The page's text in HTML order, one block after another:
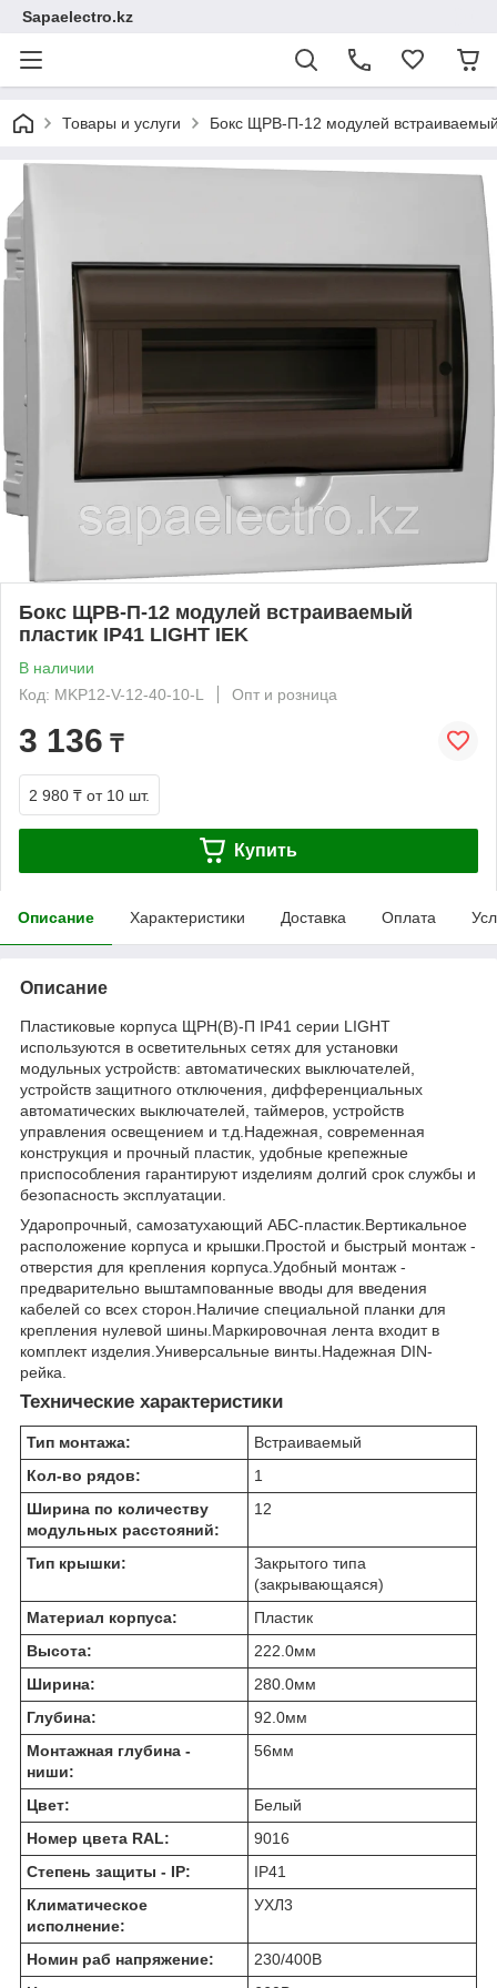
Sapaelectro.kz
Товары и услуги Бокс ЩРВ-П-12 модулей
Бокс ЩРВ-П-12 модулей встраиваемый
пластик IP41 LIGHT IEK
В наличии
Код: MKP12-V-12-40-10-L
Опт и розница
3 136 ₸
2 980 ₸ от 10 шт.
Купить
Описание Характеристики Доставка Оплата
Описание
Пластиковые корпуса ЩРН(В)-П IP41 серии LIGHT
используются в осветительных сетях для установки
модульных устройств: автоматических выключателей,
устройств защитного отключения, дифференциальных
автоматических выключателей, таймеров, устройств
управления освещением и т.д.Надежная, современная
конструкция и прочный пластик, удобные крепежные
приспособления гарантируют изделиям долгий срок службы и
безопасность эксплуатации.
Ударопрочный, самозатухающий АБС-пластик.Вертикальное
расположение корпуса и крышки.Простой и быстрый монтаж -
отверстия для крепления корпуса.Удобный монтаж -
предварительно выштампованные вводы для введения
кабелей со всех сторон.Наличие специальной планки для
крепления нулевой шины.Маркировочная лента входит в
комплект изделия.Универсальные винты.Надежная DIN-
рейка.
Технические характеристики
Тип монтажа:
Встраиваемый
Кол-во рядов:
1
Ширина по количеству
модульных расстояний:
12
Тип крышки:
Закрытого типа
(закрывающаяся)
Материал корпуса:
Пластик
Высота:
222.0мм
Ширина:
280.0мм
Глубина:
92.0мм
Монтажная глубина -
ниши:
56мм
Цвет:
Белый
Номер цвета RAL:
9016
Степень защиты - IP:
IP41
Климатическое
исполнение:
УХЛ3
Номин раб напряжение: 230/400В